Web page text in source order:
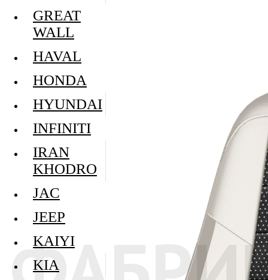
GREAT
WALL
HAVAL
HONDA
HYUNDAI
INFINITI
IRAN
KHODRO
JAC
JEEP
KAIYI
KIA